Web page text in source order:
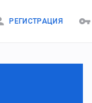
РЕГИСТРАЦИЯ